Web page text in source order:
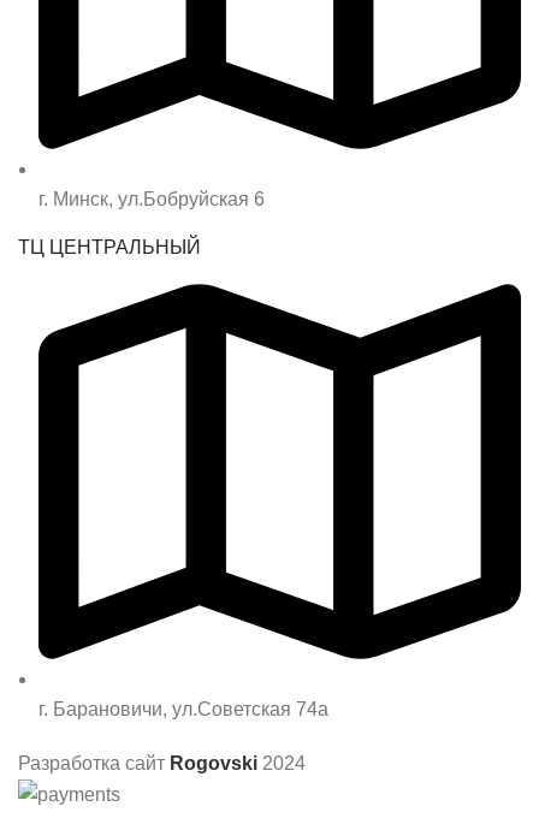
г. Минск, ул.Бобруйская 6
ТЦ ЦЕНТРАЛЬНЫЙ
г. Барановичи, ул.Советская 74а
Разработка сайт Rogovski 2024